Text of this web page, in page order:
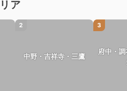
ア
2
中野・吉祥寺・三鷹
3
府中・